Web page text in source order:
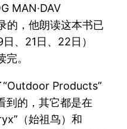
MAN·DAV
的，他朗读这本书已
、21日、22日）
。
Products”
到的，其它都是在
（始祖鸟）和